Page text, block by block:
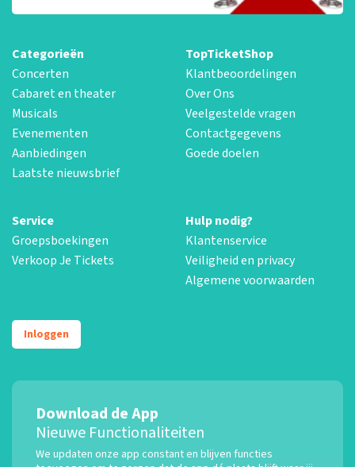
Categorieën
Concerten
Cabaret en theater
Musicals
Evenementen
Aanbiedingen
Laatste nieuwsbrief
TopTicketShop
Klantbeoordelingen
Over Ons
Veelgestelde vragen
Contactgegevens
Goede doelen
Service
Groepsboekingen
Verkoop Je Tickets
Hulp nodig?
Klantenservice
Veiligheid en privacy
Algemene voorwaarden
Inloggen
Download de App
Nieuwe Functionaliteiten
We updaten onze app constant en blijven functies